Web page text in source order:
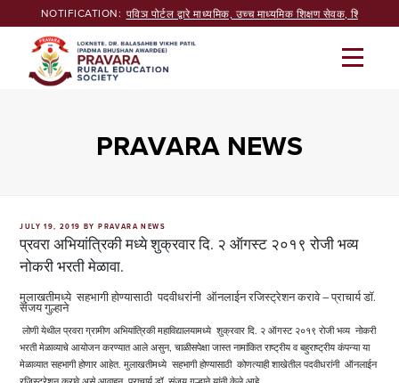
to
NOTIFICATION:पविञ पोर्टल द्वारे माध्यमिक, उच्च माध्यमिक शिक्षण सेवक, शिक्षक
PRAVARA NEWS
POSTED
ON
JULY 19, 2019 BY PRAVARA NEWS
प्रवरा अभियांत्रिकी मध्ये शुक्रवार दि. २ ऑगस्ट २०१९ रोजी भव्य
नोकरी भरती मेळावा.
मुलाखतीमध्ये सहभागी होण्यासाठी पदवीधरांनी ऑनलाईन रजिस्ट्रेशन करावे – प्राचार्य डॉ.
संजय गुल्हाने
लोणी येथील प्रवरा ग्रामीण अभियांत्रिकी महाविद्यालयामध्ये शुक्रवार दि. २ ऑगस्ट २०१९ रोजी भव्य नोकरी
भरती मेळाव्याचे आयोजन करण्यात आले असुन, चाळीसपेक्षा जास्त नामांकित राष्ट्रीय व बहुराष्ट्रीय कंपन्या या
मेळाव्यात सहभागी होणार आहेत. मुलाखतीमध्ये सहभागी होण्यासाठी कोणत्याही शाखेतील पदवीधरांनी ऑनलाईन